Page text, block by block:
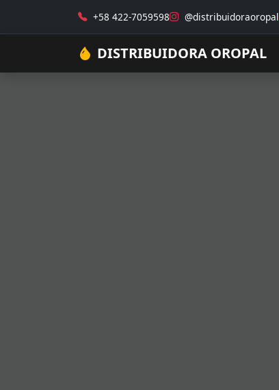
+58 422-7059598 @distribuidoraoropal
DISTRIBUIDORA OROPAL